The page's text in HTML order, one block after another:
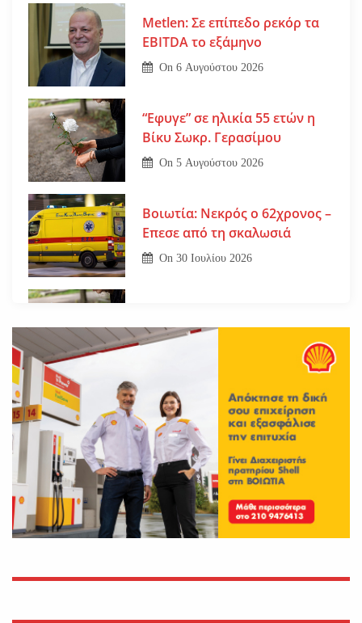
Metlen: Σε επίπεδο ρεκόρ τα
EBITDA το εξάμηνο
On6 Αυγούστου 2026
“Εφυγε” σε ηλικία 55 ετών η
Βίκυ Σωκρ. Γερασίμου
On5 Αυγούστου 2026
Βοιωτία: Νεκρός ο 62χρονος –
Επεσε από τη σκαλωσιά
On30 Ιουλίου 2026
Ευπραξία (Κουκουλούδη)
Νέο εργατικό δυστύχημα-
Νεκρός 59χρονος πατέρας
τριών παιδιών
On30 Ιουλίου 2026
Εφυγε από τη ζωή η Αγγελική
Σμυρναίου